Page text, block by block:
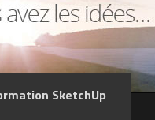
SketchUp